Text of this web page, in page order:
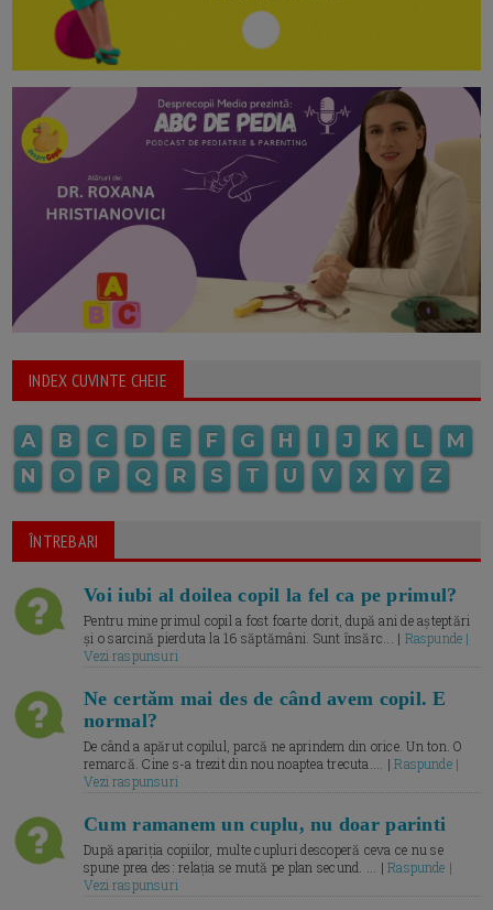
INDEX CUVINTE CHEIE
A B C D E F G H I J K L
M
N
O P Q R S T U V X Y Z
ÎNTREBARI
Voi iubi al doilea copil la fel ca pe primul?
Pentru mine primul copil a fost foarte dorit, după ani de așteptări
și o sarcină pierduta la 16 săptămâni. Sunt însărc... | Raspunde |
Vezi raspunsuri
Ne certăm mai des de când avem copil. E
normal?
De când a apărut copilul, parcă ne aprindem din orice. Un ton. O
remarcă. Cine s-a trezit din nou noaptea trecuta.... |Raspunde |
Vezi raspunsuri
Cum ramanem un cuplu, nu doar parinti
După apariția copiilor, multe cupluri descoperă ceva ce nu se
spune prea des: relația se mută pe plan secund. ... |Raspunde |
Vezi raspunsuri